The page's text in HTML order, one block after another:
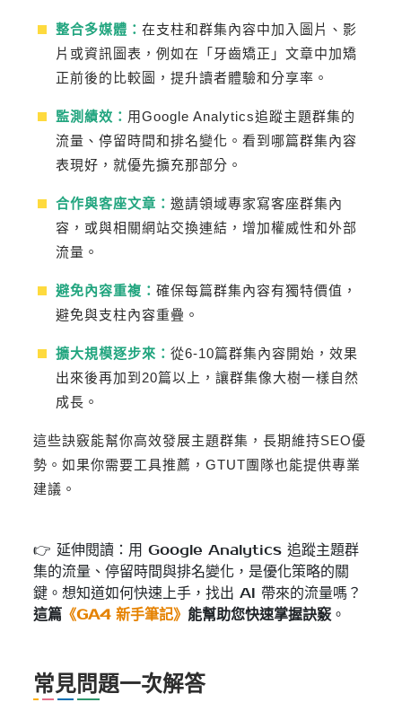
整合多媒體：在支柱和群集內容中加入圖片、影
片或資訊圖表，例如在「牙齒矯正」文章中加矯
正前後的比較圖，提升讀者體驗和分享率。
監測績效： 用Google Analytics追蹤主題群集的
流量、停留時間和排名變化。看到哪篇群集內容
表現好，就優先擴充那部分。
合作與客座文章：邀請領域專家寫客座群集內
容，或與相關網站交換連結，增加權威性和外部
流量。
避免內容重複：確保每篇群集內容有獨特價值，
避免與支柱內容重疊。
擴大規模逐步來：從6-10篇群集內容開始，效果
出來後再加到20篇以上，讓群集像大樹一樣自然
成長。
這些訣竅能幫你高效發展主題群集，長期維持SEO優
勢。如果你需要工具推薦，GTUT團隊也能提供專業
建議。
👉 延伸閱讀：用 Google Analytics 追蹤主題群
集的流量、停留時間與排名變化，是優化策略的關
鍵。想知道如何快速上手，找出 AI 帶來的流量嗎？
這篇 《GA4 新手筆記》能幫助您快速掌握訣竅。
常見問題一次解答